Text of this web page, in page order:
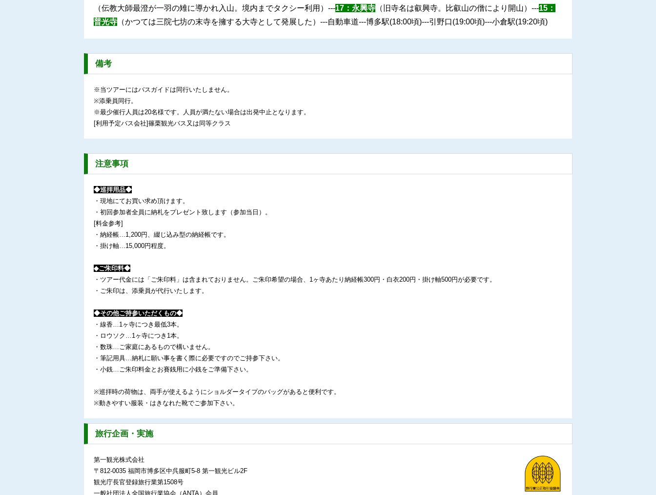
（伝教大師最澄が一羽の雉に導かれ入山。境内までタクシー利用）---17：永興寺 （旧寺名は叡興寺。比叡山の僧により開山）---15：
普光寺 （かつては三院七坊の末寺を擁する大寺として発展した）---自動車道---博多駅(18:00頃)---引野口(19:00頃)---小倉駅(19:20頃)
備考
※当ツアーにはバスガイドは同行いたしません。
※添乗員同行。
※最少催行人員は20名様です。人員が満たない場合は出発中止となります。
[利用予定バス会社]篠栗観光バス又は同等クラス
注意事項
◆巡拝用品◆
・現地にてお買い求め頂けます。
・初回参加者全員に納札をプレゼント致します（参加当日）。
[料金参考]
・納経帳…1,200円、綴じ込み型の納経帳です。
・掛け軸…15,000円程度。
◆ご朱印料◆
・ツアー代金には「ご朱印料」は含まれておりません。ご朱印希望の場合、1ヶ寺あたり納経帳300円・白衣200円・掛け軸500円が必要です。
・ご朱印は、添乗員が代行いたします。
◆その他ご持参いただくもの◆
・線香…1ヶ寺につき最低3本。
・ロウソク…1ヶ寺につき1本。
・数珠…ご家庭にあるもので構いません。
・筆記用具…納札に願い事を書く際に必要ですのでご持参下さい。
・小銭…ご朱印料金とお賽銭用に小銭をご準備下さい。
※巡拝時の荷物は、両手が使えるようにショルダータイプのバッグがあると便利です。
※動きやすい服装・はきなれた靴でご参加下さい。
旅行企画・実施
第一観光株式会社
〒812-0035 福岡市博多区中呉服町5-8 第一観光ビル2F
観光庁長官登録旅行業第1508号
一般社団法人全国旅行業協会（ANTA）会員